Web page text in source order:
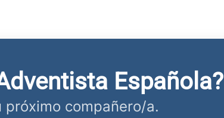
Española?
compañero/a.